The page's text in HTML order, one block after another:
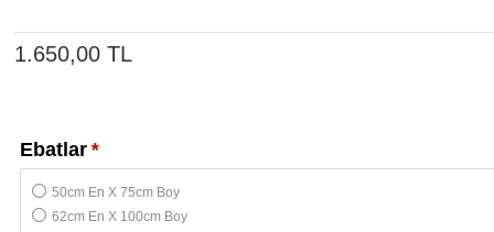
1.650,00 TL
*
Ebatlar
50cm En X 75cm Boy
62cm En X 100cm Boy